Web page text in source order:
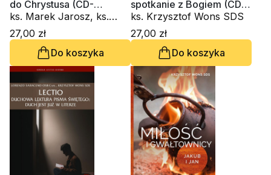
do Chrystusa (CD-
audiobook)
ks. Marek Jarosz, ks.
Piotr Kot, ks. Janusz
Królikowski, ks. Krzysztof
Wons SDS, ks. Tomasz
Trzaskawka
27,00 zł
Do koszyka
spotkanie z Bogiem (CD-
audiobook)
ks. Krzysztof Wons SDS
27,00 zł
Do koszyka